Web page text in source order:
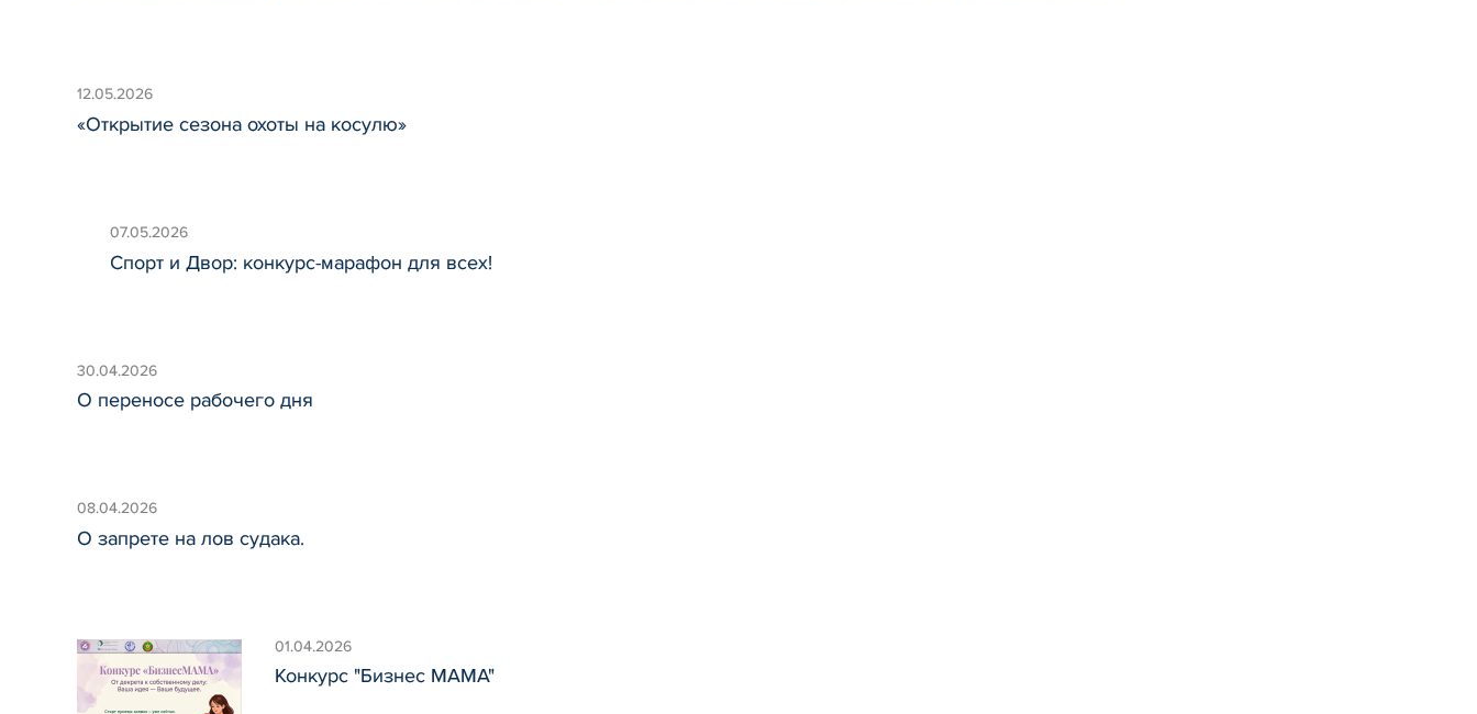
12.05.2026
«Открытие сезона охоты на косулю»
07.05.2026
Спорт и Двор: конкурс-марафон для всех!
30.04.2026
О переносе рабочего дня
08.04.2026
О запрете на лов судака.
01.04.2026
Конкурс "Бизнес МАМА"